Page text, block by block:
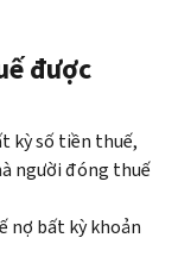
được
kỳ số tiền thuế,
người đóng thuế
nợ bất kỳ khoản